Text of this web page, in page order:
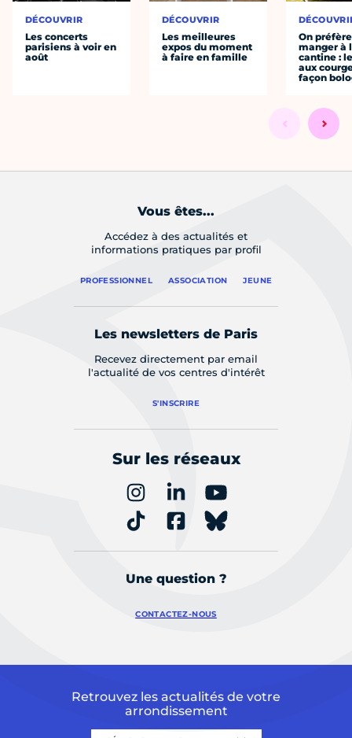
DÉCOUVRIR
Les concerts
parisiens à voir en
août
DÉCOUVRIR
Les meilleures
expos du moment
à faire en famille
On préfère
manger à
cantine :
aux
façon
Vous êtes...
Accédez à des actualités et
informations pratiques par profil
PROFESSIONNEL ASSOCIATION JEUNE
Les newsletters de Paris
Recevez directement par email
l'actualité de vos centres d'intérêt
S'INSCRIRE
Sur les réseaux
Une question ?
CONTACTEZ-NOUS
Retrouvez les actualités de votre
arrondissement